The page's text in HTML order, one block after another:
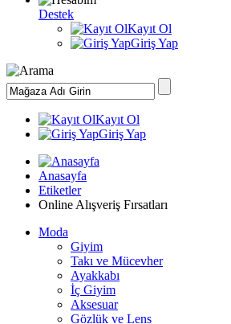
Destek
Kayıt Ol
Giriş Yap
Kayıt Ol
Giriş Yap
Anasayfa
Etiketler
Online Alışveriş Fırsatları
Moda
Giyim
Takı ve Mücevher
Ayakkabı
İç Giyim
Aksesuar
Gözlük ve Lens